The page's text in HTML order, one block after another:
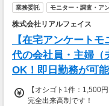
・所要時間：10～20分
・謝礼金 ：500PT（1P
◆ コスメのお試しモニ
スキンケア・ヘアケア
ュー！
美容好きにぴったりの
仕事です。
業務委託 モニター・調査・ア
株式会社リアルフェイス
【在宅アンケート
代の会社員・主婦（
OK！即日勤務が可能
【オシゴト1件：1,500円
完全出来高制です！